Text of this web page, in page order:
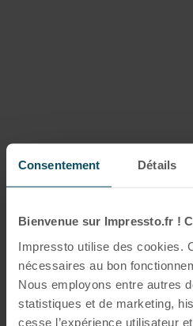
Consentement Détails
Bienvenue sur Impressto.fr !
Impressto utilise des cookies.
nécessaires au bon
Nous employons entre autres
statistiques et de marketing,
cesse l’expérience utilisateur